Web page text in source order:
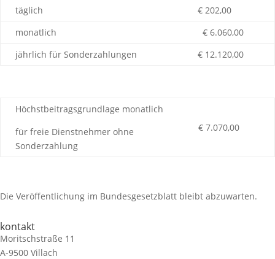
täglich
€ 202,00
monatlich
€ 6.060,00
jährlich für Sonderzahlungen
€ 12.120,00
Höchstbeitragsgrundlage monatlich
für freie Dienstnehmer ohne
Sonderzahlung
€ 7.070,00
Die Veröffentlichung im Bundesgesetzblatt bleibt abzuwarten.
kontakt
Moritschstraße 11
A-9500 Villach